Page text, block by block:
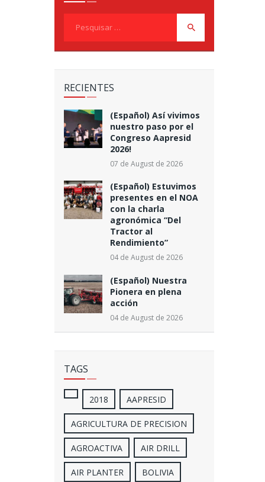
RECIENTES
(Español) Así vivimos
nuestro paso por el
Congreso Aapresid
2026!
07 de August de 2026
(Español) Estuvimos
presentes en el NOA
con la charla
agronómica “Del
Tractor al
Rendimiento”
04 de August de 2026
(Español) Nuestra
Pionera en plena
acción
04 de August de 2026
TAGS
2018 AAPRESID
AGRICULTURA DE PRECISION
AGROACTIVA AIR DRILL
AIR PLANTER BOLIVIA